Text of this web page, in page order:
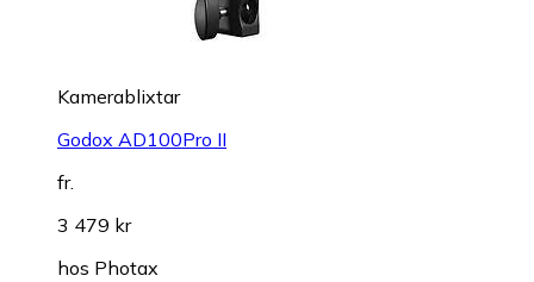
Kamerablixtar
Godox AD100Pro II
fr.
3 479 kr
hos Photax